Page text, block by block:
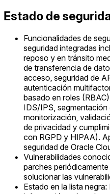
Estado de
Funcionalidades de
seguridad integradas
reposo y en tránsito
de transferencia de
acceso, seguridad de
autenticación
basado en roles
IDS/IPS, segmentación
monitorización,
de privacidad y
con RGPD y HIPAA).
seguridad de Oracle
Vulnerabilidades
parches
solucionar las
Estado en la lista